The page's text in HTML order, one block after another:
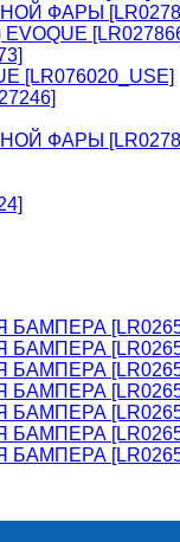
ФАРЫ
[LR076020_USE]
ФАРЫ